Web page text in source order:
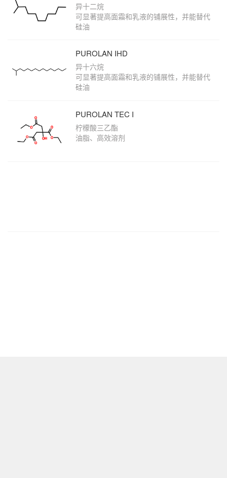
异十二烷
可显著提高面霜和乳液的铺展性，并能替代
硅油
PUROLAN IHD
异十六烷
可显著提高面霜和乳液的铺展性，并能替代
硅油
PUROLAN TEC I
柠檬酸三乙酯
油脂、高效溶剂